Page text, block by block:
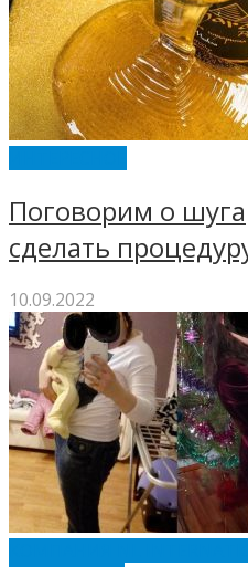
Поговорим о
сделать
10.09.2022